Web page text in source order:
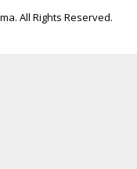
All Rights Reserved.